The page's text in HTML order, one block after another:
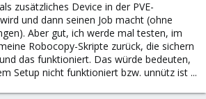
(sondern nur defekte).
mit Rechnen, dass das Ding mal für 1
ist, weil da die Wartungstasks 24/7 die
treiben. Dinge wie Live Restore wird
und schnelle NICs.
zusätzliches Device in der PVE-
und dann seinen Job macht (ohne
Aber gut, ich werde mal testen, im
Robocopy-Skripte zurück, die sichern
das funktioniert. Das würde bedeuten,
Setup nicht funktioniert bzw. unnütz ist ...